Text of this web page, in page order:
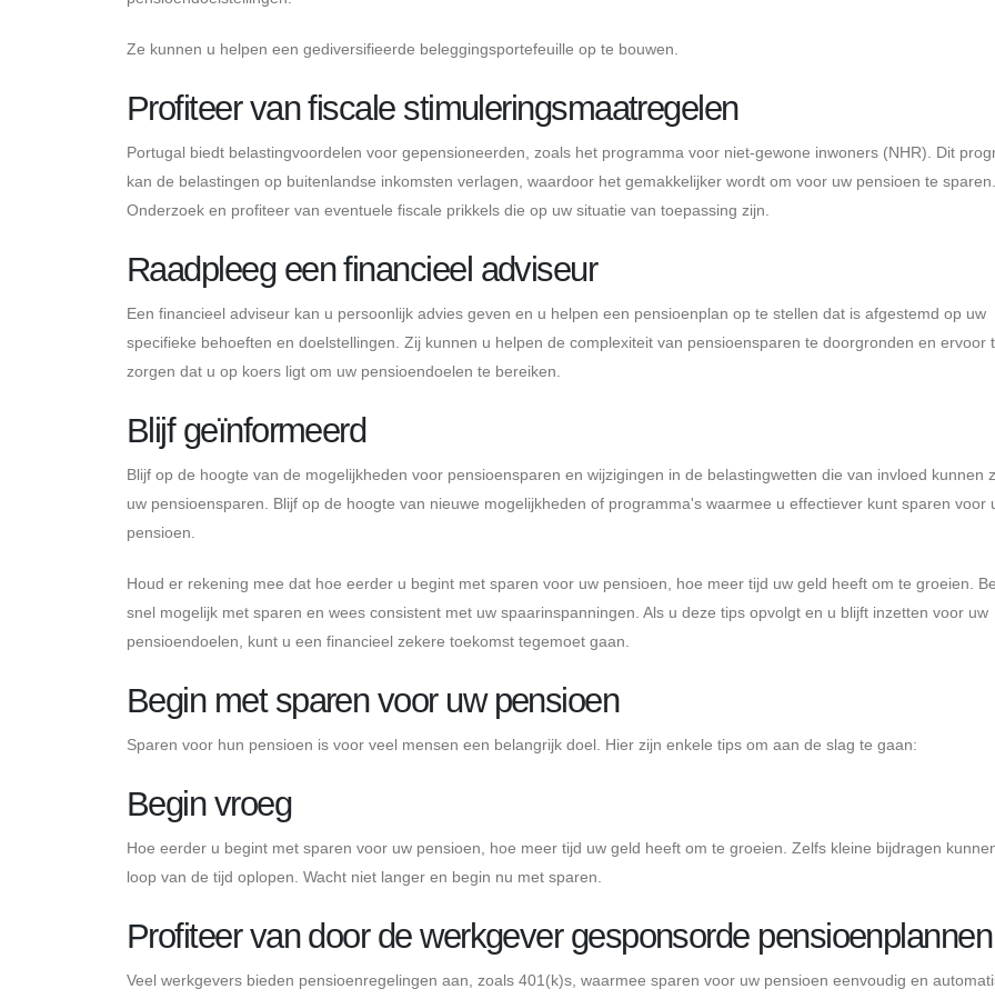
Ze kunnen u helpen een gediversifieerde beleggingsportefeuille op te bouwen.
Profiteer van fiscale stimuleringsmaatregelen
Portugal biedt belastingvoordelen voor gepensioneerden, zoals het programma voor niet-gewone inwoners (NHR). Dit
kan de belastingen op buitenlandse inkomsten verlagen, waardoor het gemakkelijker wordt om voor uw pensioen te sparen.
Onderzoek en profiteer van eventuele fiscale prikkels die op uw situatie van toepassing zijn.
Raadpleeg een financieel adviseur
Een financieel adviseur kan u persoonlijk advies geven en u helpen een pensioenplan op te stellen dat is afgestemd op uw
specifieke behoeften en doelstellingen. Zij kunnen u helpen de complexiteit van pensioensparen te doorgronden en ervoor
zorgen dat u op koers ligt om uw pensioendoelen te bereiken.
Blijf geïnformeerd
Blijf op de hoogte van de mogelijkheden voor pensioensparen en wijzigingen in de belastingwetten die van invloed kunnen
uw pensioensparen. Blijf op de hoogte van nieuwe mogelijkheden of programma's waarmee u effectiever kunt sparen voor
pensioen.
Houd er rekening mee dat hoe eerder u begint met sparen voor uw pensioen, hoe meer tijd uw geld heeft om te groeien.
snel mogelijk met sparen en wees consistent met uw spaarinspanningen. Als u deze tips opvolgt en u blijft inzetten voor uw
pensioendoelen, kunt u een financieel zekere toekomst tegemoet gaan.
Begin met sparen voor uw pensioen
Sparen voor hun pensioen is voor veel mensen een belangrijk doel. Hier zijn enkele tips om aan de slag te gaan:
Begin vroeg
Hoe eerder u begint met sparen voor uw pensioen, hoe meer tijd uw geld heeft om te groeien. Zelfs kleine bijdragen
loop van de tijd oplopen. Wacht niet langer en begin nu met sparen.
Profiteer van door de werkgever gesponsorde pensioenplannen
Veel werkgevers bieden pensioenregelingen aan, zoals 401(k)s, waarmee sparen voor uw pensioen eenvoudig en